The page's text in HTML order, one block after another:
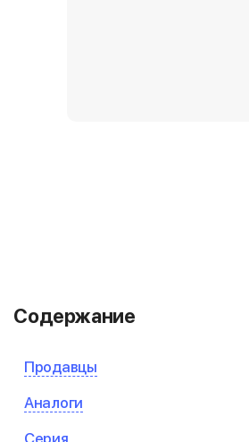
Содержание
Продавцы
Аналоги
Серия